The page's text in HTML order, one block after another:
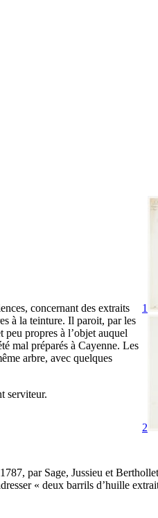
concernant des extraits
à la teinture. Il paroit, par les
peu propres à l’objet auquel
mal préparés à Cayenne. Les
arbre, avec quelques
serviteur.
1
2
par Sage, Jussieu et
« deux barrils d’huille